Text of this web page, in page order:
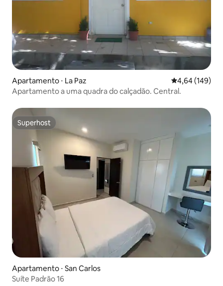
Apartamento ⋅ La Paz 4,64 de uma
4,64 (149)
Apartamento a uma quadra do calçadão. Central.
Superhost
Superhost
Apartamento ⋅ San Carlos
Suíte Padrão 16